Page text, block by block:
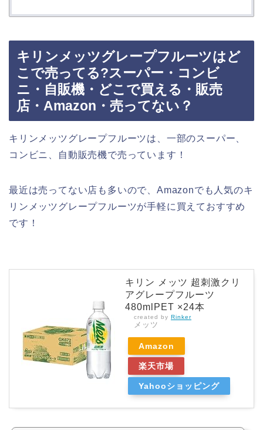
キリンメッツグレープフルーツはど
こで売ってる?スーパー・コンビ
ニ・自販機・どこで買える・販売
店・Amazon・売ってない？
キリンメッツグレープフルーツは、一部のスーパー、
コンビニ、自動販売機で売っています！
最近は売ってない店も多いので、Amazonでも人気のキ
リンメッツグレープフルーツが手軽に買えておすすめ
です！
キリン メッツ 超刺激クリ
アグレープフルーツ
480mlPET ×24本
created by Rinker
メッツ
Amazon
楽天市場
Yahooショッピング